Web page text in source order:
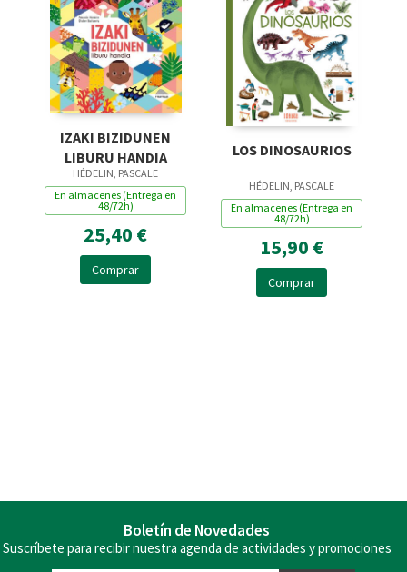
IZAKI BIZIDUNEN
LIBURU HANDIA
HÉDELIN, PASCALE
En almacenes (Entrega en
48/72h)
25,40 €
Comprar
LOS DINOSAURIOS
HÉDELIN, PASCALE
En almacenes (Entrega en
48/72h)
15,90 €
Comprar
Boletín de Novedades
Suscríbete para recibir nuestra agenda de actividades y promociones